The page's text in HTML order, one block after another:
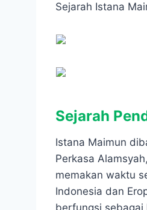
Sejarah Istana
Sejarah
Istana Maimun
Perkasa
memakan waktu
Indonesia dan